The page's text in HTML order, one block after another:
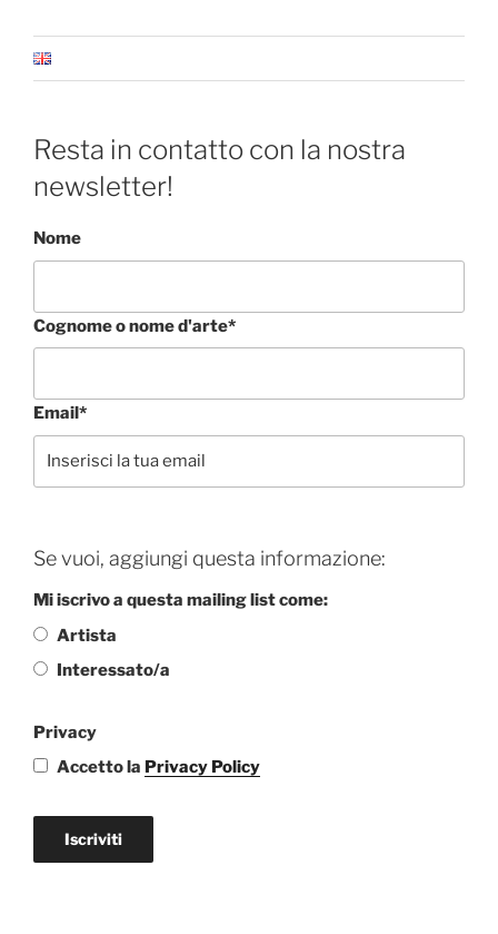
Resta in contatto con la nostra
newsletter!
Nome
Cognome o nome d'arte*
Email*
Se vuoi, aggiungi questa informazione:
Mi iscrivo a questa mailing list come:
Artista
Interessato/a
Privacy
Accetto la Privacy Policy
Iscriviti